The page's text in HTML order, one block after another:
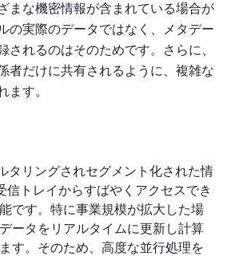
まな機密情報が含まれている場合が
の実際のデータではなく、メタデー
されるのはそのためです。さらに、
者だけに共有されるように、複雑な
ます。
タリングされセグメント化された情
信トレイからすばやくアクセスでき
です。特に事業規模が拡大した場
ータをリアルタイムに更新し計算
す。そのため、高度な並行処理を